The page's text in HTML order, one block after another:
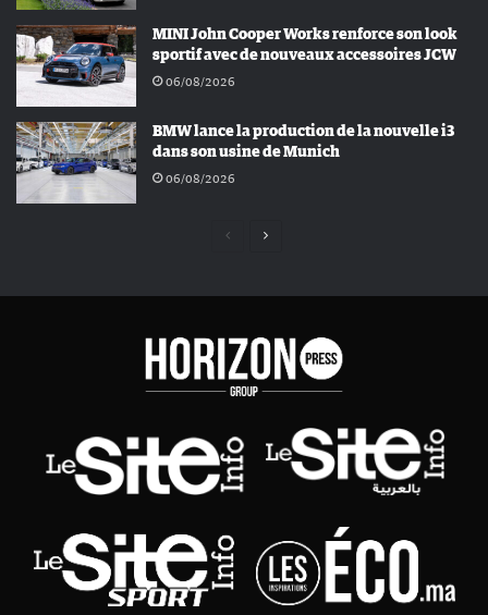
MINI John Cooper Works renforce son look
sportif avec de nouveaux accessoires JCW
06/08/2026
BMW lance la production de la nouvelle i3
dans son usine de Munich
06/08/2026
Page
Page